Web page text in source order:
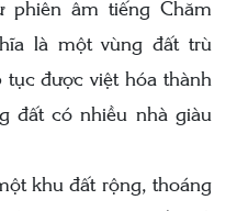
phiên âm tiếng Chăm
là một vùng đất trù
tục được việt hóa thành
đất có nhiều nhà giàu
khu đất rộng, thoáng